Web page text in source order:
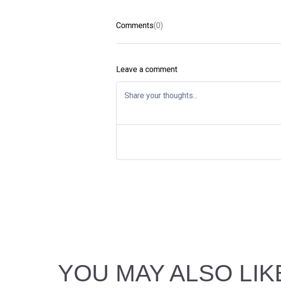
Comments(0)
Leave a comment
YOU MAY ALSO